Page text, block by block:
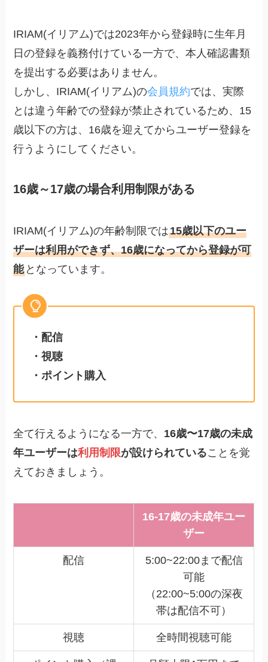
IRIAM(イリアム)では2023年から登録時に生年月
日の登録を義務付けている一方で、本人確認書類
を提出する必要はありません。
しかし、IRIAM(イリアム)の会員規約では、実際
とは違う年齢での登録が禁止されているため、15
歳以下の方は、16歳を迎えてからユーザー登録を
行うようにしてください。
16歳～17歳の場合利用制限がある
IRIAM(イリアム)の年齢制限では15歳以下のユー
ザーは利用ができず、16歳になってから登録が可
能 となっています。
・配信
・視聴
・ポイント購入
全て行えるようになる一方で、 16歳〜17歳の未成
年ユーザーは利用制限が設けられていることを覚
えておきましょう。
16-17歳の未成年ユー
ザー
配信
5:00~22:00まで配信
可能
（22:00~5:00の深夜
帯は配信不可）
視聴 全時間視聴可能